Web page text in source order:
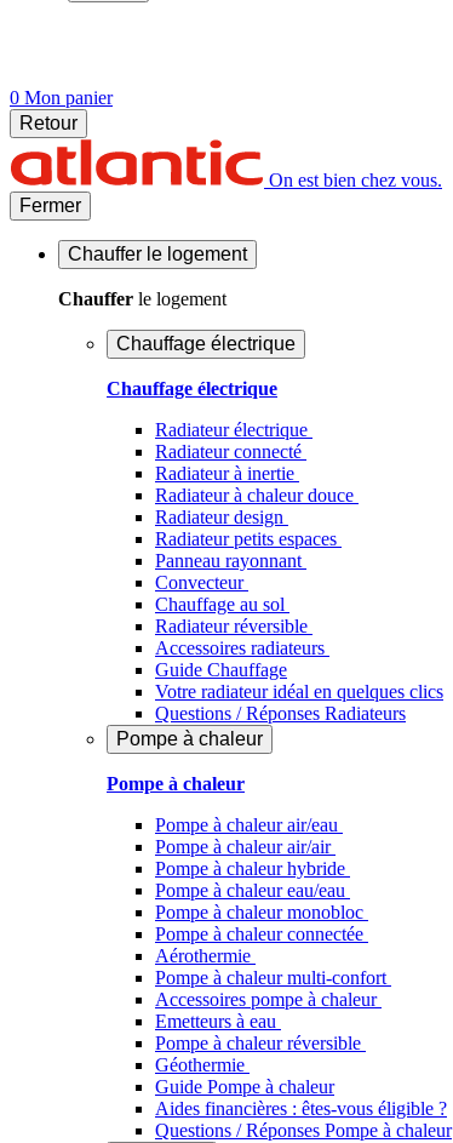
0 Mon panier
Retour
On est bien chez vous.
Fermer
Chauffer le logement
Chauffer le logement
Chauffage électrique
Chauffage électrique
Radiateur électrique
Radiateur connecté
Radiateur à inertie
Radiateur à chaleur douce
Radiateur design
Radiateur petits espaces
Panneau rayonnant
Convecteur
Chauffage au sol
Radiateur réversible
Accessoires radiateurs
Guide Chauffage
Votre radiateur idéal en quelques clics
Questions / Réponses Radiateurs
Pompe à chaleur
Pompe à chaleur
Pompe à chaleur air/eau
Pompe à chaleur air/air
Pompe à chaleur hybride
Pompe à chaleur​ eau/eau
Pompe à chaleur monobloc
Pompe à chaleur connectée
Aérothermie
Pompe à chaleur multi-confort
Accessoires pompe à chaleur
Emetteurs à eau
Pompe à chaleur réversible
Géothermie
Guide Pompe à chaleur
Aides financières : êtes-vous éligible ?
Questions / Réponses Pompe à chaleur